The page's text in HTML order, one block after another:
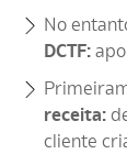
No
DCTF:
receita:
cliente